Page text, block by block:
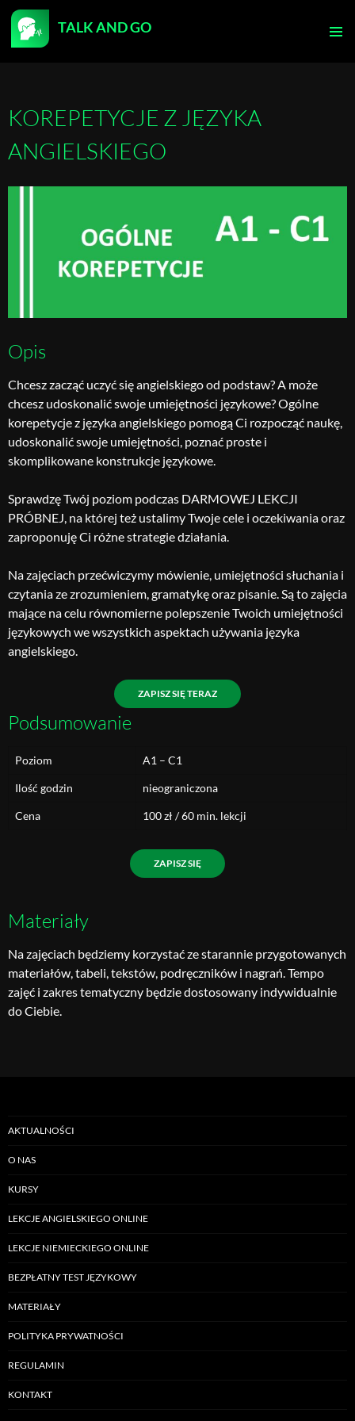
TALK AND GO
PRZEJDŹ
DO
KOREPETYCJE Z JĘZYKA
ANGIELSKIEGO
Opis
Chcesz zacząć uczyć się angielskiego od podstaw? A może
chcesz udoskonalić swoje umiejętności językowe? Ogólne
korepetycje z języka angielskiego pomogą Ci rozpocząć naukę,
udoskonalić swoje umiejętności, poznać proste i
skomplikowane konstrukcje językowe.
Sprawdzę Twój poziom podczas DARMOWEJ LEKCJI
PRÓBNEJ, na której też ustalimy Twoje cele i oczekiwania oraz
zaproponuję Ci różne strategie działania.
Na zajęciach przećwiczymy mówienie, umiejętności słuchania i
czytania ze zrozumieniem, gramatykę oraz pisanie. Są to zajęcia
mające na celu równomierne polepszenie Twoich umiejętności
językowych we wszystkich aspektach używania języka
angielskiego.
ZAPISZ SIĘ TERAZ
Podsumowanie
Poziom A1 – C1
Ilość godzin nieograniczona
Cena 100 zł / 60 min. lekcji
ZAPISZ SIĘ
Materiały
Na zajęciach będziemy korzystać ze starannie przygotowanych
materiałów, tabeli, tekstów, podręczników i nagrań. Tempo
zajęć i zakres tematyczny będzie dostosowany indywidualnie
do Ciebie.
AKTUALNOŚCI
O NAS
KURSY
LEKCJE ANGIELSKIEGO ONLINE
LEKCJE NIEMIECKIEGO ONLINE
BEZPŁATNY TEST JĘZYKOWY
MATERIAŁY
POLITYKA PRYWATNOŚCI
REGULAMIN
KONTAKT